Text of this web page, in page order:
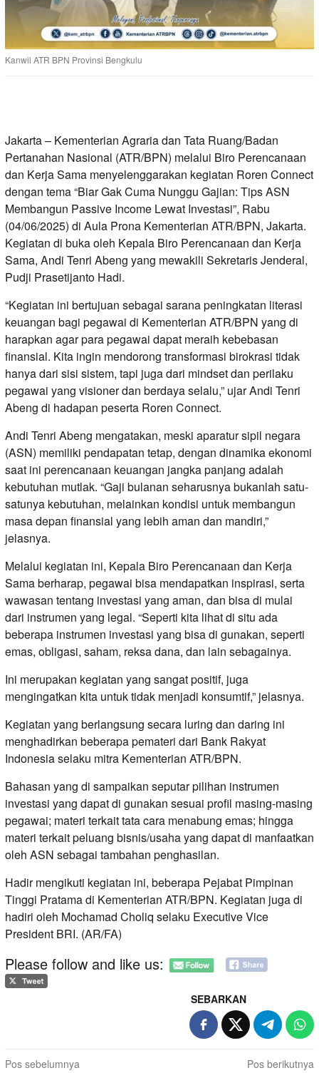
Kanwil ATR BPN Provinsi Bengkulu
Jakarta – Kementerian Agraria dan Tata Ruang/Badan
Pertanahan Nasional (ATR/BPN) melalui Biro Perencanaan
dan Kerja Sama menyelenggarakan kegiatan Roren Connect
dengan tema “Biar Gak Cuma Nunggu Gajian: Tips ASN
Membangun Passive Income Lewat Investasi”, Rabu
(04/06/2025) di Aula Prona Kementerian ATR/BPN, Jakarta.
Kegiatan di buka oleh Kepala Biro Perencanaan dan Kerja
Sama, Andi Tenri Abeng yang mewakili Sekretaris Jenderal,
Pudji Prasetijanto Hadi.
“Kegiatan ini bertujuan sebagai sarana peningkatan literasi
keuangan bagi pegawai di Kementerian ATR/BPN yang di
harapkan agar para pegawai dapat meraih kebebasan
finansial. Kita ingin mendorong transformasi birokrasi tidak
hanya dari sisi sistem, tapi juga dari mindset dan perilaku
pegawai yang visioner dan berdaya selalu,” ujar Andi Tenri
Abeng di hadapan peserta Roren Connect.
Andi Tenri Abeng mengatakan, meski aparatur sipil negara
(ASN) memiliki pendapatan tetap, dengan dinamika ekonomi
saat ini perencanaan keuangan jangka panjang adalah
kebutuhan mutlak. “Gaji bulanan seharusnya bukanlah satu-
satunya kebutuhan, melainkan kondisi untuk membangun
masa depan finansial yang lebih aman dan mandiri,”
jelasnya.
Melalui kegiatan ini, Kepala Biro Perencanaan dan Kerja
Sama berharap, pegawai bisa mendapatkan inspirasi, serta
wawasan tentang investasi yang aman, dan bisa di mulai
dari instrumen yang legal. “Seperti kita lihat di situ ada
beberapa instrumen investasi yang bisa di gunakan, seperti
emas, obligasi, saham, reksa dana, dan lain sebagainya.
Ini merupakan kegiatan yang sangat positif, juga
mengingatkan kita untuk tidak menjadi konsumtif,” jelasnya.
Kegiatan yang berlangsung secara luring dan daring ini
menghadirkan beberapa pemateri dari Bank Rakyat
Indonesia selaku mitra Kementerian ATR/BPN.
Bahasan yang di sampaikan seputar pilihan instrumen
investasi yang dapat di gunakan sesuai profil masing-masing
pegawai; materi terkait tata cara menabung emas; hingga
materi terkait peluang bisnis/usaha yang dapat di manfaatkan
oleh ASN sebagai tambahan penghasilan.
Hadir mengikuti kegiatan ini, beberapa Pejabat Pimpinan
Tinggi Pratama di Kementerian ATR/BPN. Kegiatan juga di
hadiri oleh Mochamad Choliq selaku Executive Vice
President BRI. (AR/FA)
Please follow and like us:
SEBARKAN
Navigasi
Pos sebelumnya
Pos berikutnya